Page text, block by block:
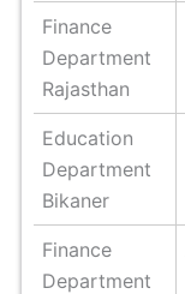
Finance
Department
Rajasthan
Education
Department
Bikaner
Finance
Department